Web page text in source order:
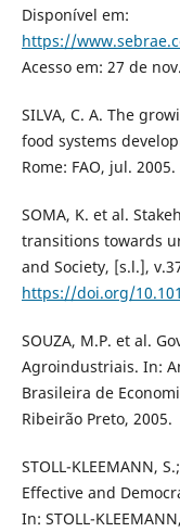
Disponível em:
https://
Acesso em: 27 de
SILVA, C. A. The
food systems
Rome: FAO, jul. 2005.
SOMA, K. et al.
transitions towards
and Society, [s.l.],
https://doi.org/
SOUZA, M.P. et al.
Agroindustriais. In:
Brasileira de
Ribeirão Preto, 2005.
STOLL-KLEEMANN,
Effective and
In: STOLL-